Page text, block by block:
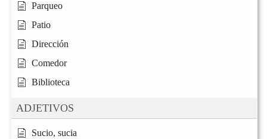
Parqueo
Patio
Dirección
Comedor
Biblioteca
ADJETIVOS
Sucio, sucia